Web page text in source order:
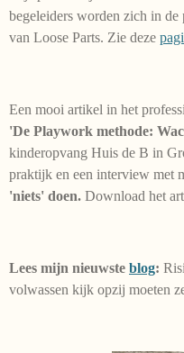
begeleiders worden zich in
van Loose Parts. Zie deze
Een mooi artikel in het
'De Playwork methode:
kinderopvang Huis de B in
praktijk en een interview met
'niets' doen. Download het
Lees mijn nieuwste blog:
volwassen kijk opzij moeten